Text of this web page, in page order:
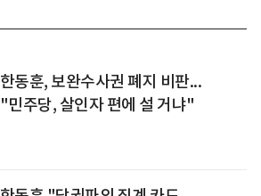
한동훈, 보완수사권 폐지 비판...
"민주당, 살인자 편에 설 거냐"